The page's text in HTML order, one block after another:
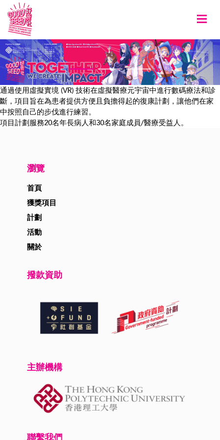
通過使用虛擬實境 (VR) 技術在虛擬醫療元宇宙中進行數碼療法和診
斷，項目旨在為患者提供方便且負擔得起的復康計劃，讓他們在家
中按照自己的步伐進行練習。
項目計劃服務20名年長病人和30名家庭成員/醫療受益人。
瀏覽
首頁
獲獎項目
計劃
活動
關於
撥款資助
主辦機構